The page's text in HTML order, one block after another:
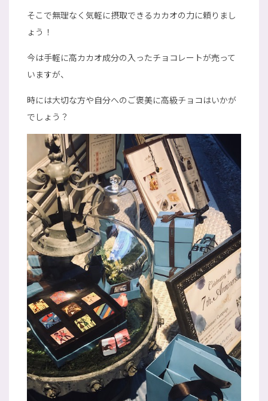
そこで無理なく気軽に摂取できるカカオの力に頼りまし
ょう！
今は手軽に高カカオ成分の入ったチョコレートが売って
いますが、
時には大切な方や自分へのご褒美に高級チョコはいかが
でしょう？